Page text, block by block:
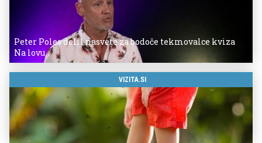
Peter Poles delil nasvete za bodoče tekmovalce kviza
Na lovu
VIZITA.SI